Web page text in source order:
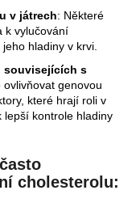
v játrech: Některé
k vylučování
hladiny v krvi.
souvisejících s
ovlivňovat genovou
které hrají roli v
lepší kontrole hladiny
cholesterolu: